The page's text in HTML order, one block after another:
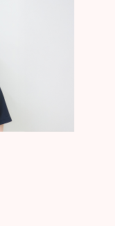
交流もあります🎵
ると思います。
時間コース）
施いたします。
ます。
気を感じてくだ